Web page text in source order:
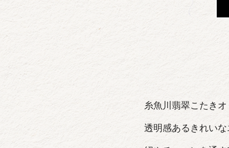
糸魚川翡翠こたき
透明感あるきれい